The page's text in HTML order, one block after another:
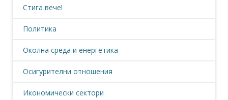
Стига вече!
Политика
Околна среда и енергетика
Осигурителни отношения
Икономически сектори